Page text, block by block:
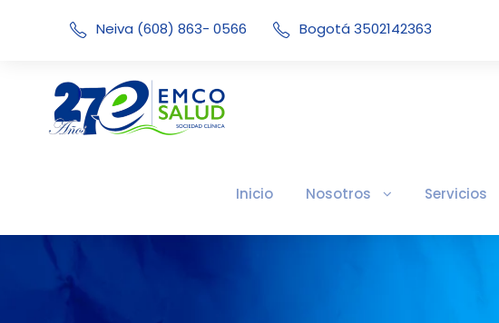
Neiva (608) 863- 0566 Bogotá 3502142363
Inicio Nosotros Servicios